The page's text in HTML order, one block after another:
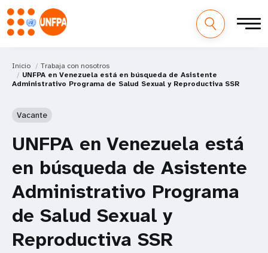
Inicio
Trabaja con nosotros
UNFPA en Venezuela está en búsqueda de Asistente
Administrativo Programa de Salud Sexual y Reproductiva SSR
Vacante
UNFPA en Venezuela está
en búsqueda de Asistente
Administrativo Programa
de Salud Sexual y
Reproductiva SSR